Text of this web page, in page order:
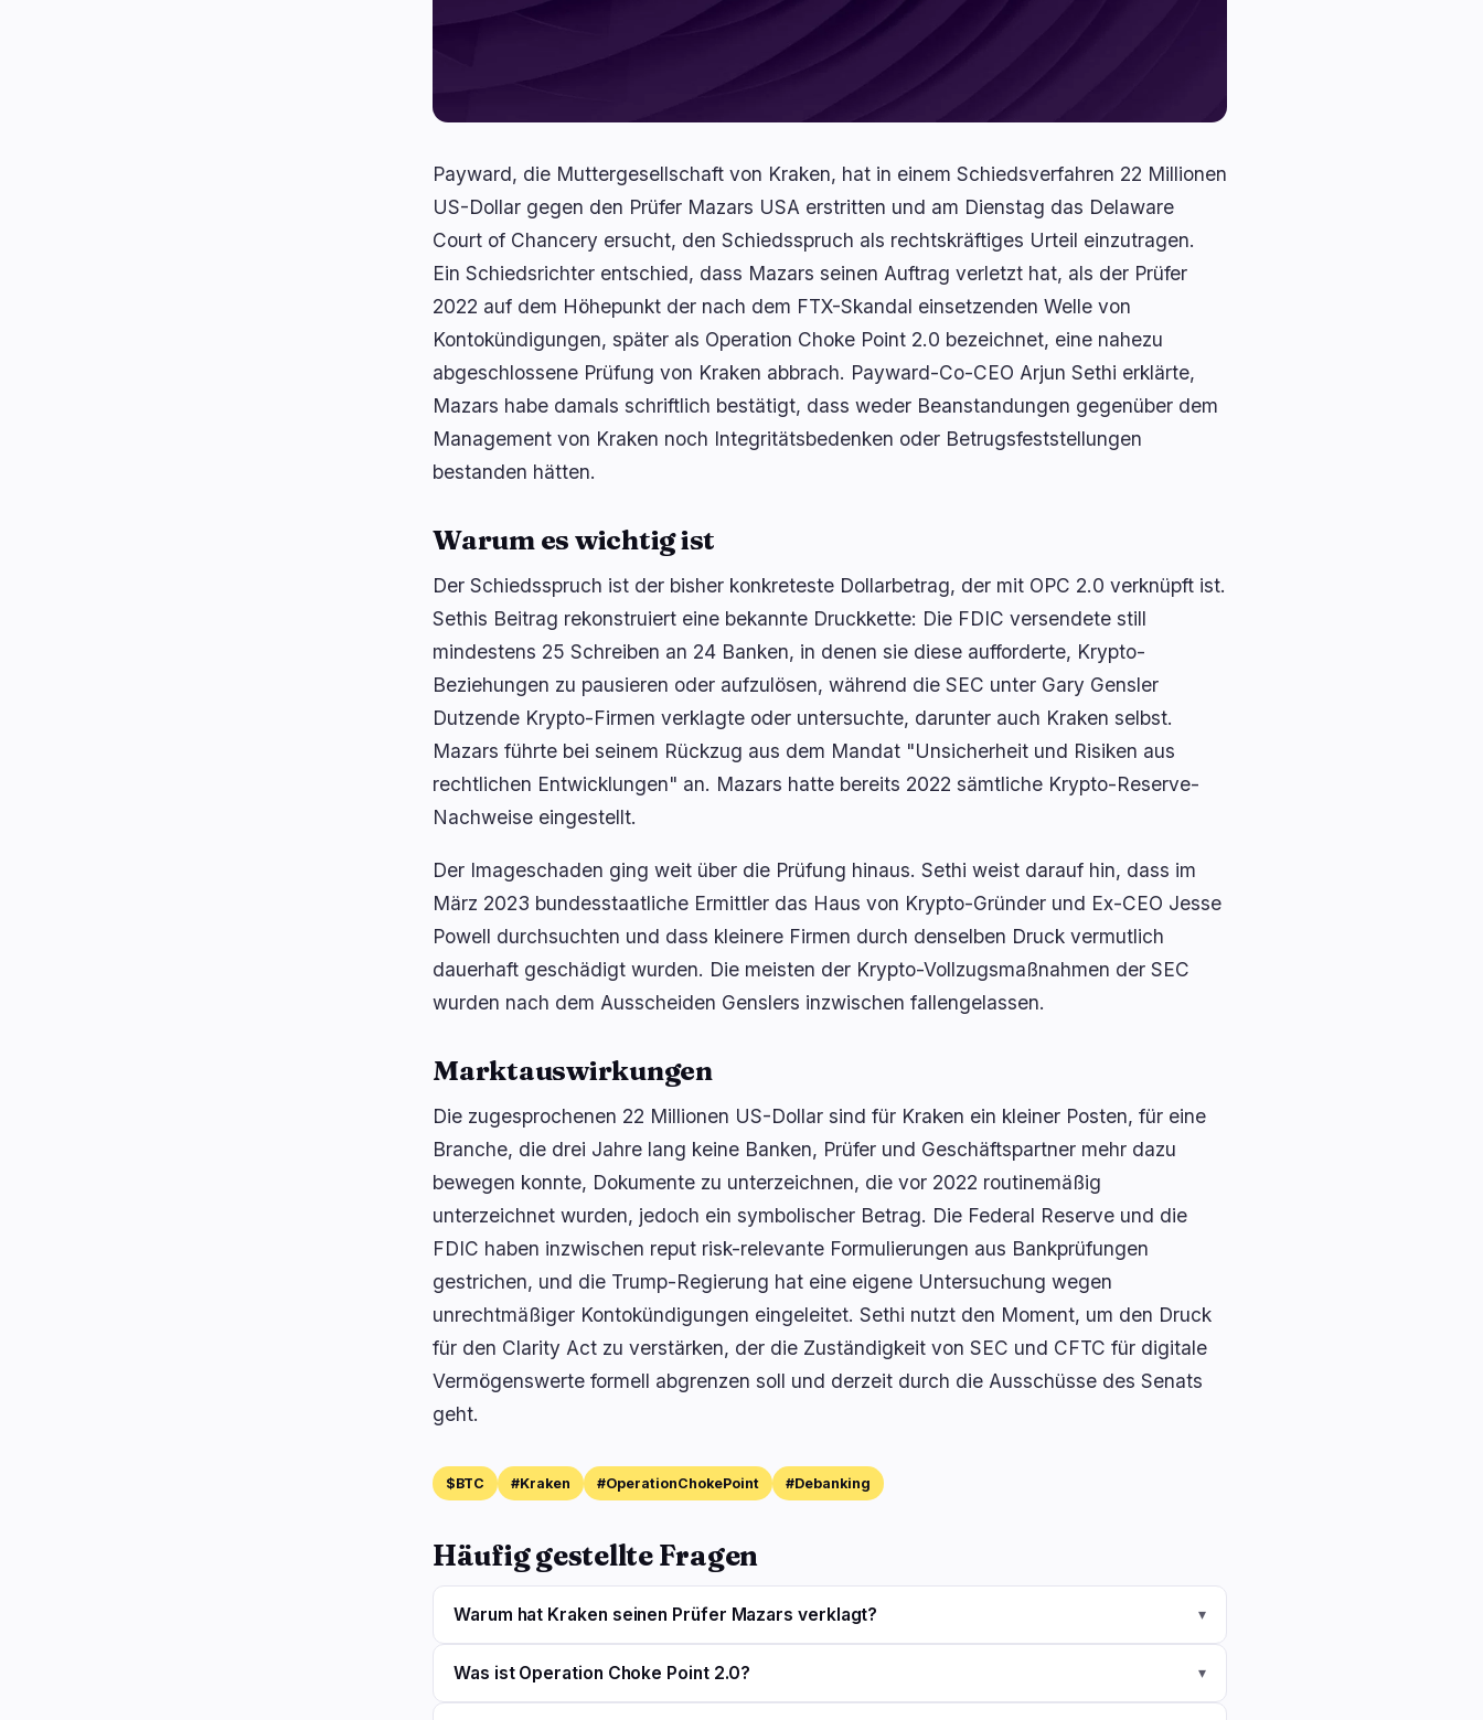
Payward, die Muttergesellschaft von Kraken, hat in einem Schiedsverfahren 22 Millionen
US-Dollar gegen den Prüfer Mazars USA erstritten und am Dienstag das Delaware
Court of Chancery ersucht, den Schiedsspruch als rechtskräftiges Urteil einzutragen.
Ein Schiedsrichter entschied, dass Mazars seinen Auftrag verletzt hat, als der Prüfer
2022 auf dem Höhepunkt der nach dem FTX-Skandal einsetzenden Welle von
Kontokündigungen, später als Operation Choke Point 2.0 bezeichnet, eine nahezu
abgeschlossene Prüfung von Kraken abbrach. Payward-Co-CEO Arjun Sethi erklärte,
Mazars habe damals schriftlich bestätigt, dass weder Beanstandungen gegenüber dem
Management von Kraken noch Integritätsbedenken oder Betrugsfeststellungen
bestanden hätten.
Warum es wichtig ist
Der Schiedsspruch ist der bisher konkreteste Dollarbetrag, der mit OPC 2.0 verknüpft ist.
Sethis Beitrag rekonstruiert eine bekannte Druckkette: Die FDIC versendete still
mindestens 25 Schreiben an 24 Banken, in denen sie diese aufforderte, Krypto-
Beziehungen zu pausieren oder aufzulösen, während die SEC unter Gary Gensler
Dutzende Krypto-Firmen verklagte oder untersuchte, darunter auch Kraken selbst.
Mazars führte bei seinem Rückzug aus dem Mandat "Unsicherheit und Risiken aus
rechtlichen Entwicklungen" an. Mazars hatte bereits 2022 sämtliche Krypto-Reserve-
Nachweise eingestellt.
Der Imageschaden ging weit über die Prüfung hinaus. Sethi weist darauf hin, dass im
März 2023 bundesstaatliche Ermittler das Haus von Krypto-Gründer und Ex-CEO Jesse
Powell durchsuchten und dass kleinere Firmen durch denselben Druck vermutlich
dauerhaft geschädigt wurden. Die meisten der Krypto-Vollzugsmaßnahmen der SEC
wurden nach dem Ausscheiden Genslers inzwischen fallengelassen.
Marktauswirkungen
Die zugesprochenen 22 Millionen US-Dollar sind für Kraken ein kleiner Posten, für eine
Branche, die drei Jahre lang keine Banken, Prüfer und Geschäftspartner mehr dazu
bewegen konnte, Dokumente zu unterzeichnen, die vor 2022 routinemäßig
unterzeichnet wurden, jedoch ein symbolischer Betrag. Die Federal Reserve und die
FDIC haben inzwischen reput risk-relevante Formulierungen aus Bankprüfungen
gestrichen, und die Trump-Regierung hat eine eigene Untersuchung wegen
unrechtmäßiger Kontokündigungen eingeleitet. Sethi nutzt den Moment, um den Druck
für den Clarity Act zu verstärken, der die Zuständigkeit von SEC und CFTC für digitale
Vermögenswerte formell abgrenzen soll und derzeit durch die Ausschüsse des Senats
geht.
$BTC #Kraken #OperationChokePoint #Debanking
Häufig gestellte Fragen
Warum hat Kraken seinen Prüfer Mazars verklagt? ▾
Was ist Operation Choke Point 2.0? ▾